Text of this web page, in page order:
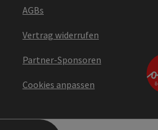
AGBs
Vertrag widerrufen
Partner-Sponsoren
Cookies anpassen